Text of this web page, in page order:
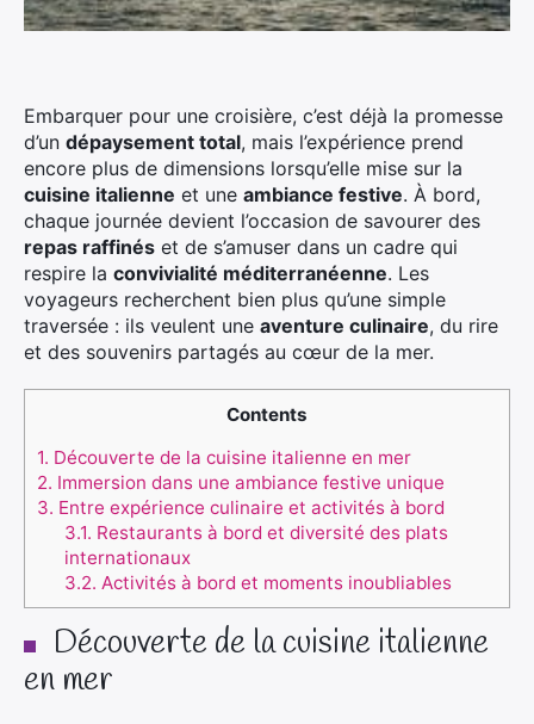
Embarquer pour une croisière, c’est déjà la promesse
d’un dépaysement total, mais l’expérience prend
encore plus de dimensions lorsqu’elle mise sur la
cuisine italienne et une ambiance festive. À bord,
chaque journée devient l’occasion de savourer des
repas raffinés et de s’amuser dans un cadre qui
respire la convivialité méditerranéenne. Les
voyageurs recherchent bien plus qu’une simple
traversée : ils veulent une aventure culinaire, du rire
et des souvenirs partagés au cœur de la mer.
Contents
1. Découverte de la cuisine italienne en mer
2. Immersion dans une ambiance festive unique
3. Entre expérience culinaire et activités à bord
3.1. Restaurants à bord et diversité des plats
internationaux
3.2. Activités à bord et moments inoubliables
Découverte de la cuisine italienne
en mer